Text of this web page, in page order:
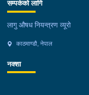
सम्पर्कको लागि
लागु औषध नियन्त्रण व्यूरो
काठमाण्डौ, नेपाल
नक्शा